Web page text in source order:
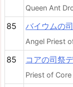
Queen Ant
85 バイウムの
Angel Priest
85 コアの司祭
Priest of Core